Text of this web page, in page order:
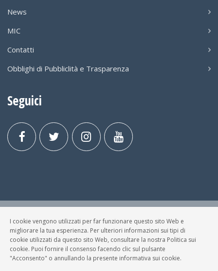
News
MIC
Contatti
Obblighi di Pubbliclità e Trasparenza
Seguici
© FESTA DELLA MUSICA BRESCIA Tutti i Diritti Riservati.
Privacy Policy
| Cookies
P. Iva e C.F.: 03699200980
I cookie vengono utilizzati per far funzionare questo sito Web e
migliorare la tua esperienza. Per ulteriori informazioni sui tipi di
cookie utilizzati da questo sito Web, consultare la nostra Politica sui
cookie. Puoi fornire il consenso facendo clic sul pulsante
"Acconsento" o annullando la presente informativa sui cookie.